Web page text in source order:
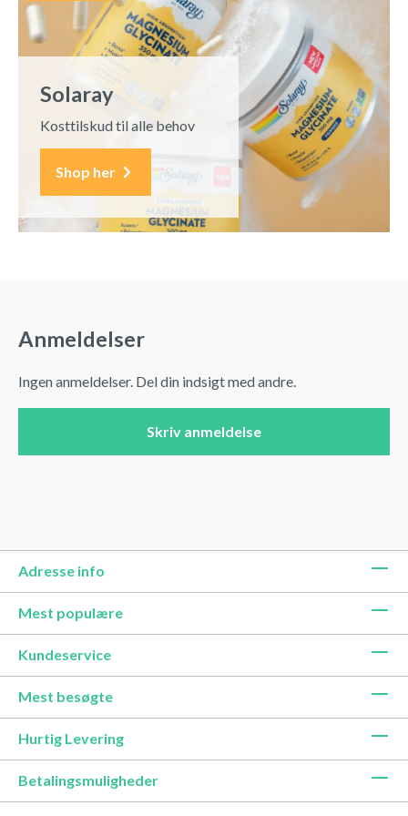
Solaray
Kosttilskud til alle behov
Shop her
Anmeldelser
Ingen anmeldelser. Del din indsigt med andre.
Skriv anmeldelse
Adresse info
Mest populære
Kundeservice
Mest besøgte
Hurtig Levering
Betalingsmuligheder